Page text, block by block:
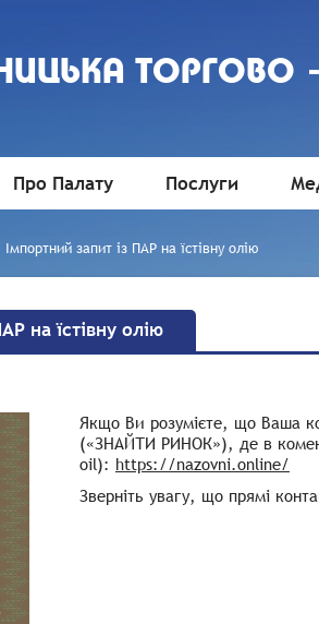
Про Палату Послуги
Імпортний запит із ПАР на їстівну олію
на їстівну олію
Якщо Ви розумієте, що Ваша
(«ЗНАЙТИ РИНОК»), де в
oil): https://nazovni.online/
Зверніть увагу, що прямі